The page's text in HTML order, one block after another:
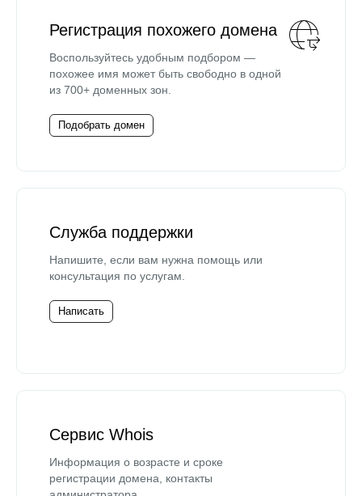
Регистрация похожего домена
Воспользуйтесь удобным подбором —
похожее имя может быть свободно в одной
из 700+ доменных зон.
Подобрать домен
Служба поддержки
Напишите, если вам нужна помощь или
консультация по услугам.
Написать
Сервис Whois
Информация о возрасте и сроке
регистрации домена, контакты